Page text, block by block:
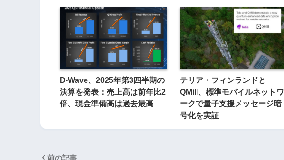
D-Wave、2025年第3四半期の
決算を発表：売上高は前年比2
倍、現金準備高は過去最高
テリア・フィンランドと
QMill、標準モバイルネットワ
ークで量子支援メッセージ暗
号化を実証
前の記事